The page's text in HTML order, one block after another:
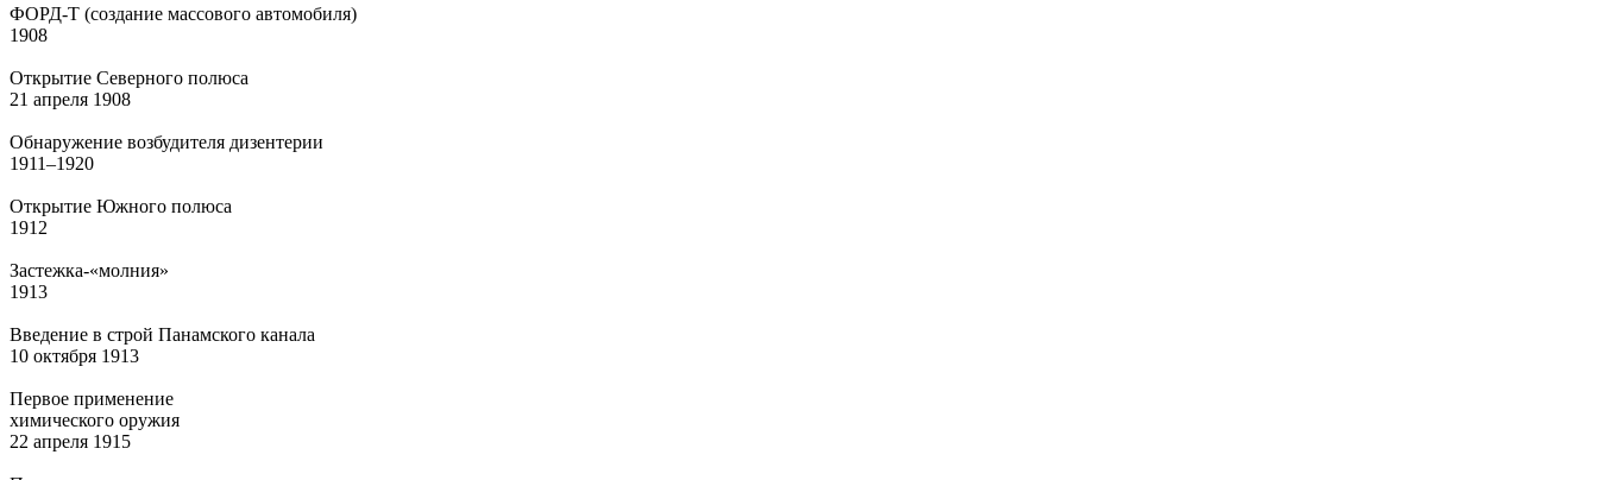
ФОРД-Т (создание массового автомобиля)
1908
Открытие Северного полюса
21 апреля 1908
Обнаружение возбудителя дизентерии
1911–1920
Открытие Южного полюса
1912
Застежка-«молния»
1913
Введение в строй Панамского канала
10 октября 1913
Первое применение
химического оружия
22 апреля 1915